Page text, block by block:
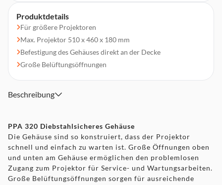
Produktdetails
Für größere Projektoren
Max. Projektor 510 x 460 x 180 mm
Befestigung des Gehäuses direkt an der Decke
Große Belüftungsöffnungen
Beschreibung
PPA 320 Diebstahlsicheres Gehäuse
Die Gehäuse sind so konstruiert, dass der Projektor
schnell und einfach zu warten ist. Große Öffnungen oben
und unten am Gehäuse ermöglichen den problemlosen
Zugang zum Projektor für Service- und Wartungsarbeiten.
Große Belüftungsöffnungen sorgen für ausreichende